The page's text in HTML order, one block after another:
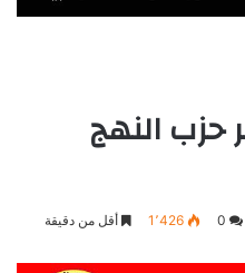
النهج
0 1٬426 أقل من دقيقة